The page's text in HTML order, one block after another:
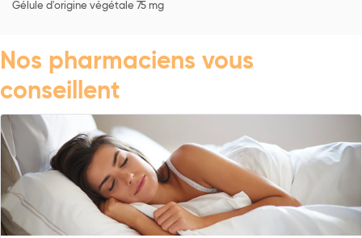
Gélule d'origine végétale 75 mg
Nos pharmaciens vous
conseillent